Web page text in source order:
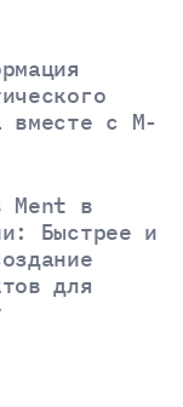
вместе с M-
Ment в
Быстрее и
для